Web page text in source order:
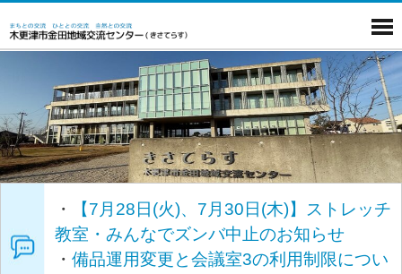
・
【7月28日(火)、7月30日(木)】ストレッチ
教室・みんなでズンバ中止のお知らせ
・ 備品運用変更と会議室3の利用制限につい